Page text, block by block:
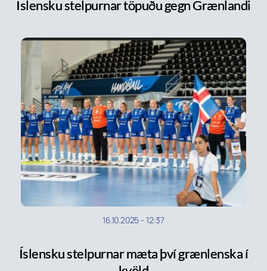
Íslensku stelpurnar töpuðu gegn Grænlandi
16.10.2025 - 12:37
Íslensku stelpurnar mæta því grænlenska í